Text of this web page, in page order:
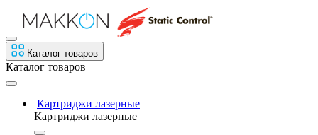
Каталог товаров
Каталог товаров
Картриджи лазерные
Картриджи лазерные